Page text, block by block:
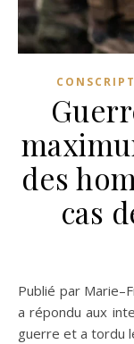
des
cas
Publié par Marie–France le 8 mars 2025 Emmanuel Macron
a répondu aux
guerre et a tordu